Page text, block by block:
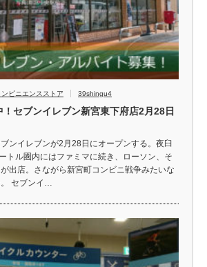
ビニエンスストア 39shingu4
セブンイレブン新宮東下府店2月28日
ンイレブンが2月28日にオープンする。夜臼
トル圏内にはファミマに続き、ローソン、そ
出店。さながら新宮町コンビニ戦争みたいな
セブンイ…